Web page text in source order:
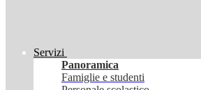
Servizi
Panoramica
Famiglie e studenti